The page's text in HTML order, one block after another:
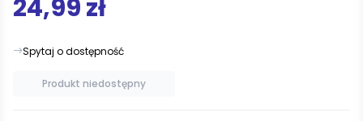
24,99 zł
Spytaj o dostępność
Produkt niedostępny